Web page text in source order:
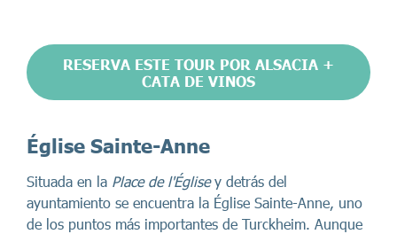
RESERVA ESTE TOUR POR ALSACIA +
CATA DE VINOS
Église Sainte-Anne
Situada en la Place de l'Églisey detrás del
ayuntamiento se encuentra la Église Sainte-Anne, uno
de los puntos más importantes de Turckheim. Aunque